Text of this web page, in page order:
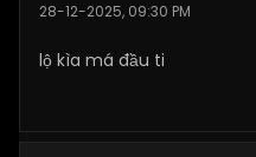
Posts:269
28-12-2025, 09:30 PM
lộ kìa má đầu ti